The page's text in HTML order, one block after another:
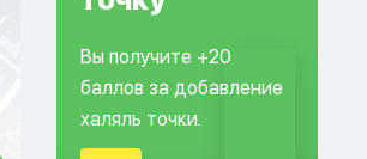
Вы получите +20
баллов за добавление
халяль точки.